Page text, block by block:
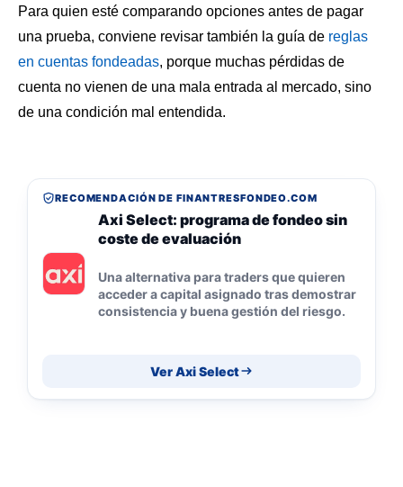
Para quien esté comparando opciones antes de pagar
una prueba, conviene revisar también la guía de reglas
en cuentas fondeadas, porque muchas pérdidas de
cuenta no vienen de una mala entrada al mercado, sino
de una condición mal entendida.
RECOMENDACIÓN DE FINANTRESFONDEO.COM
Axi Select: programa de fondeo sin
coste de evaluación
Una alternativa para traders que quieren
acceder a capital asignado tras demostrar
consistencia y buena gestión del riesgo.
Ver Axi Select